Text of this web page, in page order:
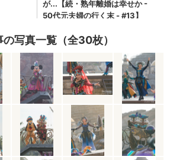
の写真一覧（全30枚）